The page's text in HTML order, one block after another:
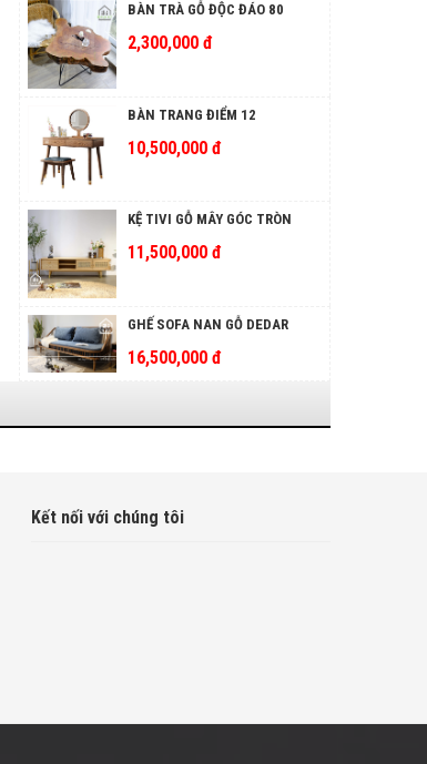
BÀN TRÀ GỖ ĐỘC ĐÁO 80
2,300,000 đ
BÀN TRANG ĐIỂM 12
10,500,000 đ
KỆ TIVI GỖ MÂY GÓC TRÒN
11,500,000 đ
GHẾ SOFA NAN GỖ DEDAR
16,500,000 đ
Kết nối với chúng tôi